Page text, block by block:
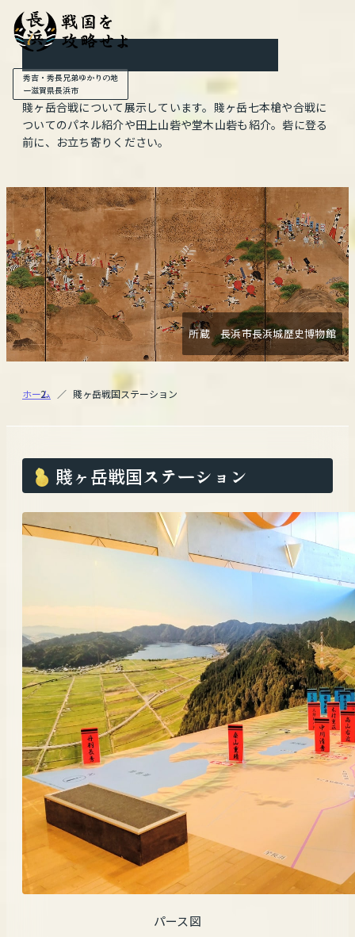
秀吉・秀長兄弟ゆかりの地
ー滋賀県長浜市
賤ヶ岳戦国ステーション
賤ヶ岳合戦について展示しています。賤ヶ岳七本槍や合戦に
ついてのパネル紹介や田上山砦や堂木山砦も紹介。砦に登る
前に、お立ち寄りください。
所蔵 長浜市長浜城歴史博物館
ホーム 賤ヶ岳戦国ステーション
賤ヶ岳戦国ステーション
パース図